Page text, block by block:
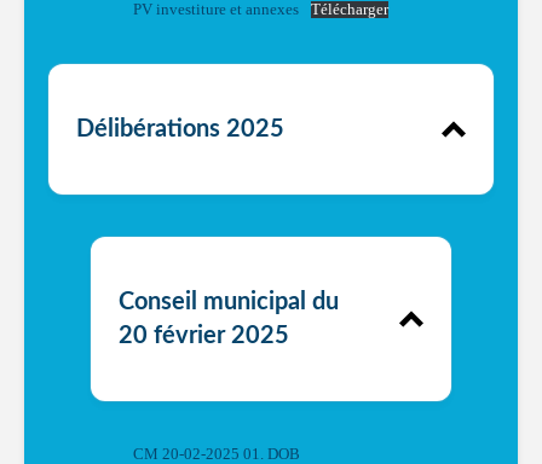
PV investiture et annexes
Télécharger
Délibérations 2025
Conseil municipal du
20 février 2025
CM 20-02-2025 01. DOB